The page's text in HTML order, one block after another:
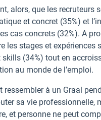
alors, que les
et concret (35%) et
cas concrets (32%). A
les stages et expériences
(34%) tout en
au monde de l’emploi.
ressembler à un Graal
sa vie professionnelle,
et personne ne peut